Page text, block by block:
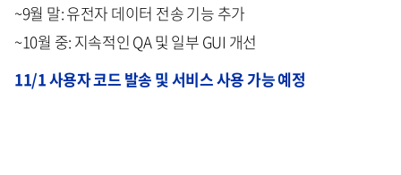
~9월 말: 유전자 데이터 전송 기능 추가
~10월 중: 지속적인 QA 및 일부 GUI 개선
11/1 사용자 코드 발송 및 서비스 사용 가능 예정